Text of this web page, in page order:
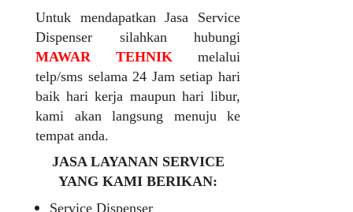
Untuk mendapatkan Jasa Service
Dispenser silahkan hubungi
MAWAR TEHNIK melalui
telp/sms selama 24 Jam setiap hari
baik hari kerja maupun hari libur,
kami akan langsung menuju ke
tempat anda.
JASA LAYANAN SERVICE
YANG KAMI BERIKAN:
Service Dispenser